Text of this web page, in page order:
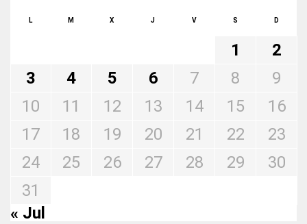
L M X J V S D
1
2
3
4 5 6 7 8
9
10
11 12 13 14 15
16
17
18 19 20 21 22
23
24
25 26 27 28 29
30
31
« Jul